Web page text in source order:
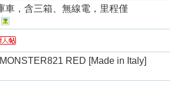
車，含三箱、無線電，里程僅
RED [Made in Italy]